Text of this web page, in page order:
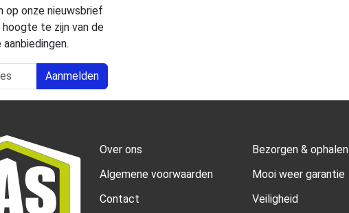
op onze nieuwsbrief
te zijn van de
Aanmelden
Over ons
Algemene voorwaarden
Contact
Bezorgen & ophalen
Mooi weer garantie
Veiligheid